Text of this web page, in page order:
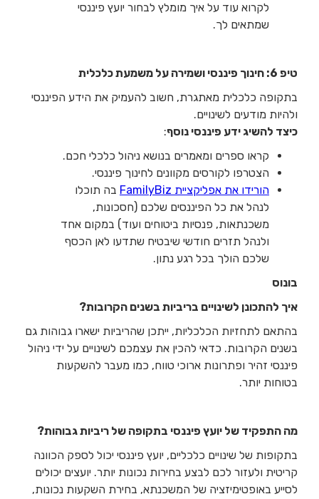
לקרוא עוד על איך מומלץ לבחור יועץ פיננסי
שמתאים לך.
טיפ 6: חינוך פיננסי ושמירה על משמעת כלכלית
בתקופה כלכלית מאתגרת, חשוב להעמיק את הידע הפיננסי
ולהיות מודעים לשינויים.
כיצד להשיג ידע פיננסי נוסף:
קראו ספרים ומאמרים בנושא ניהול כלכלי חכם.
הצטרפו לקורסים מקוונים לחינוך פיננסי.
הורידו את אפליקציית FamilyBiz
בה תוכלו
לנהל את כל הפיננסים שלכם (חסכונות,
משכנתאות, פנסיות ביטוחים ועוד) במקום אחד
ולנהל תזרים חודשי שיבטיח שתדעו לאן הכסף
שלכם הולך בכל רגע נתון.
בונוס
איך להתכונן לשינויים בריביות בשנים הקרובות?
בהתאם לתחזיות הכלכליות, ייתכן שהריביות ישארו גבוהות גם
בשנים הקרובות. כדאי להכין את עצמכם לשינויים על ידי ניהול
פיננסי זהיר ופתרונות ארוכי טווח, כמו מעבר להשקעות
בטוחות יותר.
מה התפקיד של יועץ פיננסי בתקופה של ריביות גבוהות?
בתקופות של שינויים כלכליים, יועץ פיננסי יכול לספק הכוונה
קריטית ולעזור לכם לבצע בחירות נכונות יותר. יועצים יכולים
לסייע באופטימיזציה של המשכנתא, בחירת השקעות נכונות,